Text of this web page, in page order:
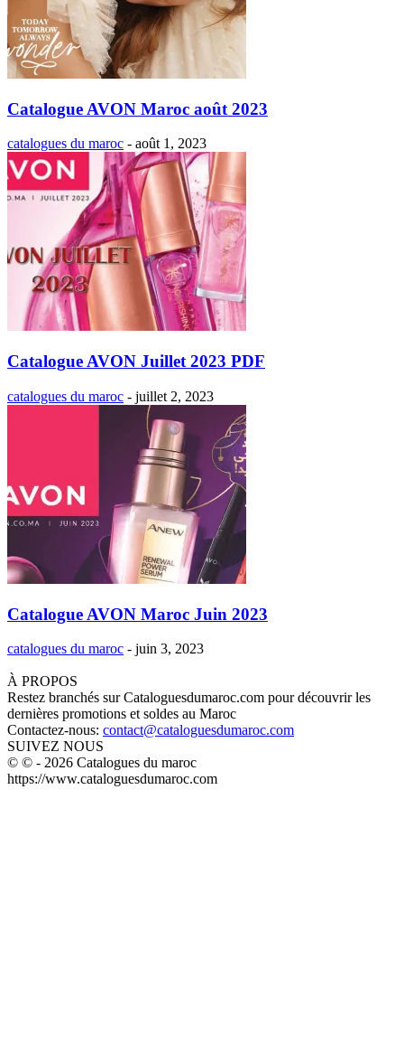
Catalogue AVON Maroc août 2023
catalogues du maroc - août 1, 2023
Catalogue AVON Juillet 2023 PDF
catalogues du maroc - juillet 2, 2023
Catalogue AVON Maroc Juin 2023
catalogues du maroc - juin 3, 2023
À PROPOS
Restez branchés sur Cataloguesdumaroc.com pour découvrir les
dernières promotions et soldes au Maroc
Contactez-nous: contact@cataloguesdumaroc.com
SUIVEZ NOUS
© © - 2026 Catalogues du maroc
https://www.cataloguesdumaroc.com